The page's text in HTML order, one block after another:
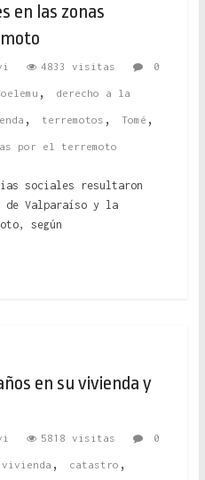
en las zonas
4833 visitas 0
, derecho a la
, terremotos , Tomé ,
por el terremoto
sociales resultaron
de Valparaíso y la
según
en su vivienda y
5818 visitas 0
, catastro ,